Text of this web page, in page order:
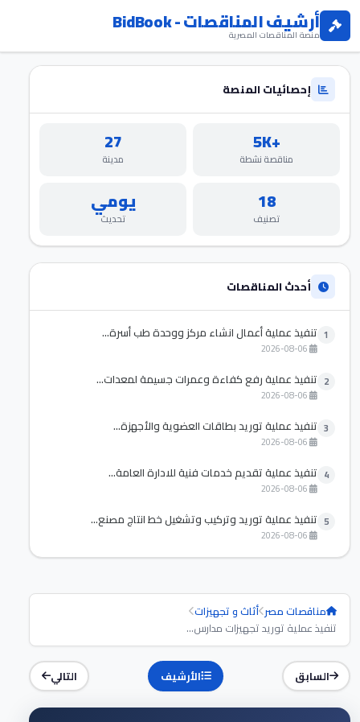
أرشيف المناقصات - BidBook
منصة المناقصات المصرية
إحصائيات المنصة
+5K
مناقصة نشطة
27
مدينة
18
تصنيف
يومي
تحديث
أحدث المناقصات
1 تنفيذ عملية أعمال انشاء مركز ووحدة طب أسرة...
2 تنفيذ عملية رفع كفاءة وعمرات جسيمة لمعدات...
3 تنفيذ عملية توريد بطاقات العضوية والأجهزة...
4 تنفيذ عملية تقديم خدمات فنية للادارة العامة...
5 تنفيذ عملية توريد وتركيب وتشغيل خط انتاج مصنع...
مناقصات مصر أثاث و تجهيزات
تنفيذ عملية توريد تجهيزات مدارس...
السابق الأرشيف التالي